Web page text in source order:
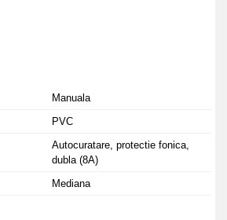
Manuala
PVC
Autocuratare, protectie fonica,
dubla (8A)
Mediana